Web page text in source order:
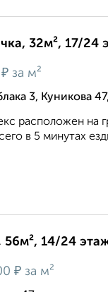
32м², 17/24
₽ за м²
3, Куникова
расположен на
в 5 минутах
56м², 14/24
₽ за м²